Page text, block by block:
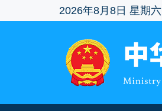
2026年8月8日 星期六